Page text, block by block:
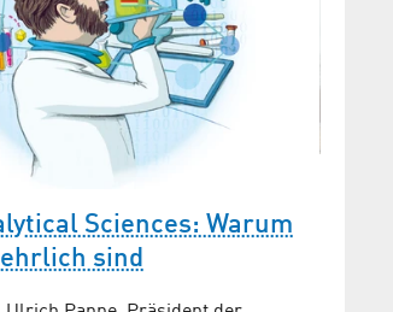
Sciences: Warum
sind